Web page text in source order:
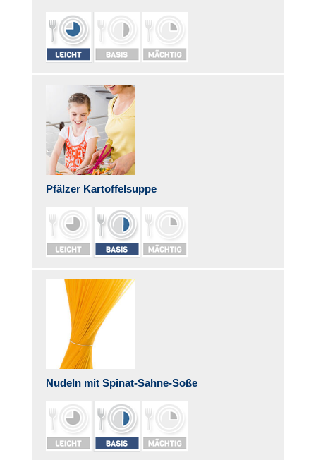
Depression im Kindesalter
Mobbing
Online-Coach
Kinderrezepte
Pfälzer Kartoffelsuppe
Nudeln mit Spinat-Sahne-Soße